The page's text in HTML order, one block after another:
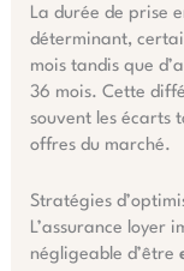
La durée de prise
déterminant,
mois tandis que
36 mois. Cette
souvent les écarts
offres du marché.
Stratégies
L’assurance loyer
négligeable d’être